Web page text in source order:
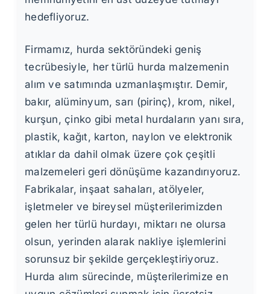
hedefliyoruz.
Firmamız, hurda sektöründeki geniş
tecrübesiyle, her türlü hurda malzemenin
alım ve satımında uzmanlaşmıştır. Demir,
bakır, alüminyum, sarı (pirinç), krom, nikel,
kurşun, çinko gibi metal hurdaların yanı sıra,
plastik, kağıt, karton, naylon ve elektronik
atıklar da dahil olmak üzere çok çeşitli
malzemeleri geri dönüşüme kazandırıyoruz.
Fabrikalar, inşaat sahaları, atölyeler,
işletmeler ve bireysel müşterilerimizden
gelen her türlü hurdayı, miktarı ne olursa
olsun, yerinden alarak nakliye işlemlerini
sorunsuz bir şekilde gerçekleştiriyoruz.
Hurda alım sürecinde, müşterilerimize en